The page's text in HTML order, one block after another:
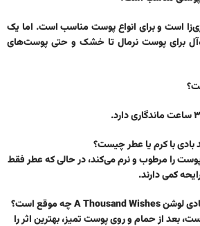
است و برای انواع پوست مناسب است. اما یک
برای پوست نرمال تا خشک و حتی پوست‌های
پوست را مرطوب و نرم می‌کند، در حالی که عطر فقط
کمی دارند.
بعد از حمام و روی پوست تمیز، بهترین اثر را